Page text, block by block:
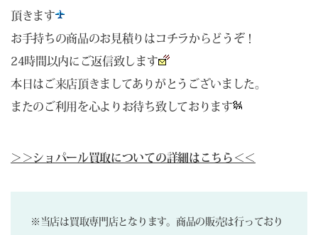
頂きます
お手持ちの商品のお見積りはコチラからどうぞ！
24時間以内にご返信致します
本日はご来店頂きましてありがとうございました。
またのご利用を心よりお待ち致しております
＞＞ショパール買取についての詳細はこちら＜＜
※当店は買取専門店となります。商品の販売は行っており